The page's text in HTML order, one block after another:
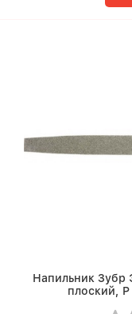
Напильник Зубр
плоский,